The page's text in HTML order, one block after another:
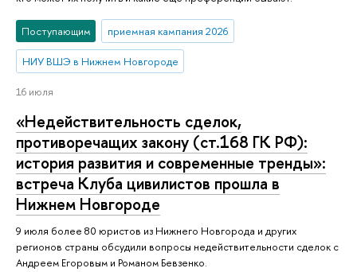
Поступающим приемная кампания 2026
НИУ ВШЭ в Нижнем Новгороде
16 июля
«Недействительность сделок,
противоречащих закону (ст.168 ГК РФ):
история развития и современные тренды»:
встреча Клуба цивилистов прошла в
Нижнем Новгороде
9 июля более 80 юристов из Нижнего Новгорода и других
регионов страны обсудили вопросы недействительности сделок с
Андреем Егоровым и Романом Бевзенко.